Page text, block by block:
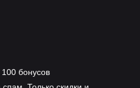
бонусов